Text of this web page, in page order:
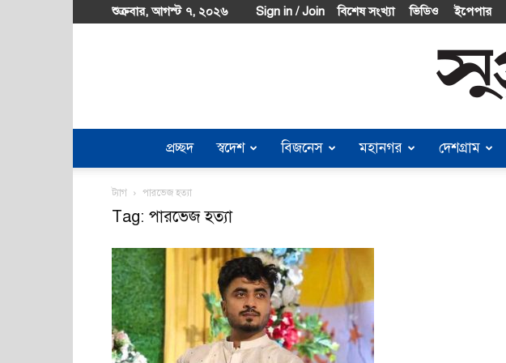
শুক্রবার, আগস্ট ৭, ২০২৬ Sign in / Join বিশেষ সংখ্যা ভিডিও ইপেপার
প্রচ্ছদ স্বদেশ বিজনেস মহানগর দেশগ্রাম
ট্যাগ পারভেজ হত্যা
Tag: পারভেজ হত্যা